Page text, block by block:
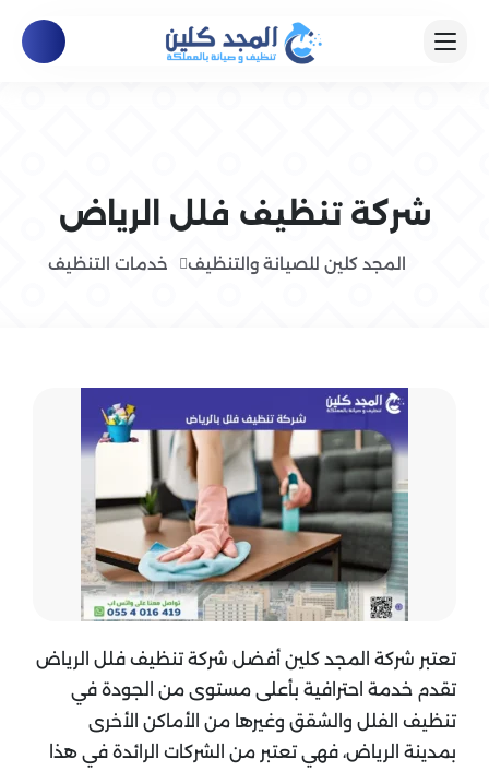
شركة تنظيف فلل الرياض
المجد كلين للصيانة والتنظيف خدمات التنظيف
تعتبر شركة المجد كلين أفضل شركة تنظيف فلل الرياض
تقدم خدمة احترافية بأعلى مستوى من الجودة في
تنظيف الفلل والشقق وغيرها من الأماكن الأخرى
بمدينة الرياض، فهي تعتبر من الشركات الرائدة في هذا